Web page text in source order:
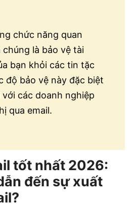
chức năng quan
là bảo vệ tài
bạn khỏi các tin tặc
độ bảo vệ này đặc biệt
các doanh nghiệp
qua email.
tốt nhất 2026:
đến sự xuất